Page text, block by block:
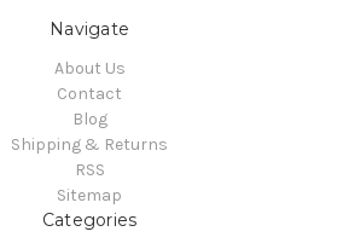
Navigate
About Us
Contact
Blog
Shipping & Returns
RSS
Sitemap
Categories